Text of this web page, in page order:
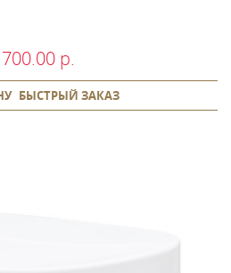
р.
БЫСТРЫЙ ЗАКАЗ